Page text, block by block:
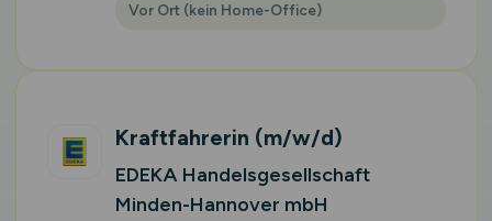
Vor Ort (kein Home-Office)
Kraftfahrerin (m/w/d)
EDEKA Handelsgesellschaft
Minden-Hannover mbH